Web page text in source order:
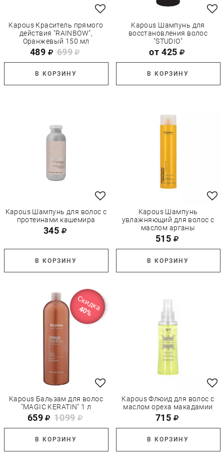
Kapous Краситель прямого
действия "RAINBOW",
Оранжевый 150 мл
489 699
В КОРЗИНУ
Kapous Шампунь для
восстановления волос
"STUDIO"
от 425
В КОРЗИНУ
Kapous Шампунь для волос с
протеинами кашемира
345
В КОРЗИНУ
Kapous Шампунь
увлажняющий для волос с
маслом арганы
515
В КОРЗИНУ
Скидка
40%
Kapous Бальзам для волос
"MAGIC KERATIN" 1 л
659 1099
В КОРЗИНУ
Kapous Флюид для волос с
маслом ореха макадамии
715
В КОРЗИНУ